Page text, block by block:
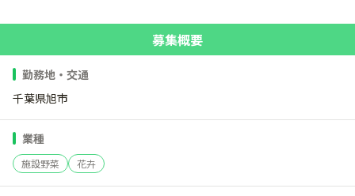
募集概要
勤務地・交通
千葉県旭市
業種
施設野菜 花卉